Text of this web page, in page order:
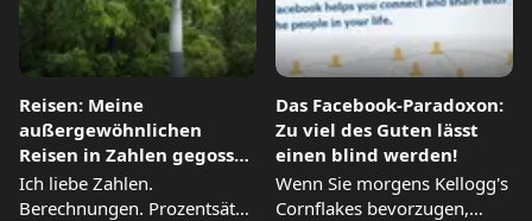
Reisen: Meine
außergewöhnlichen
Reisen in Zahlen gegossen
- Teil 1 (von 3)
Ich liebe Zahlen.
Berechnungen. Prozentsätze
Das Facebook-Paradoxon:
Zu viel des Guten lässt
einen blind werden!
Wenn Sie morgens Kellogg's
Cornflakes bevorzugen,